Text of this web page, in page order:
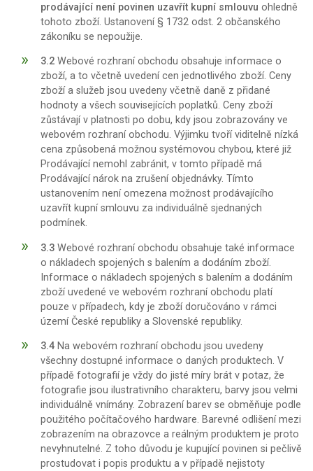
prodávající není povinen uzavřít kupní smlouvu ohledně
tohoto zboží. Ustanovení § 1732 odst. 2 občanského
zákoníku se nepoužije.
3.2 Webové rozhraní obchodu obsahuje informace o
zboží, a to včetně uvedení cen jednotlivého zboží. Ceny
zboží a služeb jsou uvedeny včetně daně z přidané
hodnoty a všech souvisejících poplatků. Ceny zboží
zůstávají v platnosti po dobu, kdy jsou zobrazovány ve
webovém rozhraní obchodu. Výjimku tvoří viditelně nízká
cena způsobená možnou systémovou chybou, které již
Prodávající nemohl zabránit, v tomto případě má
Prodávající nárok na zrušení objednávky. Tímto
ustanovením není omezena možnost prodávajícího
uzavřít kupní smlouvu za individuálně sjednaných
podmínek.
3.3 Webové rozhraní obchodu obsahuje také informace
o nákladech spojených s balením a dodáním zboží.
Informace o nákladech spojených s balením a dodáním
zboží uvedené ve webovém rozhraní obchodu platí
pouze v případech, kdy je zboží doručováno v rámci
území České republiky a Slovenské republiky.
3.4 Na webovém rozhraní obchodu jsou uvedeny
všechny dostupné informace o daných produktech. V
případě fotografií je vždy do jisté míry brát v potaz, že
fotografie jsou ilustrativního charakteru, barvy jsou velmi
individuálně vnímány. Zobrazení barev se obměňuje podle
použitého počítačového hardware. Barevné odlišení mezi
zobrazením na obrazovce a reálným produktem je proto
nevyhnutelné. Z toho důvodu je kupující povinen si pečlivě
prostudovat i popis produktu a v případě nejistoty